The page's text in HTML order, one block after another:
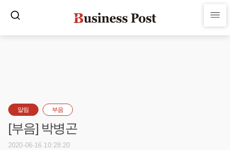
알림 부음
[부음] 박병곤
2020-06-16 10:28:20